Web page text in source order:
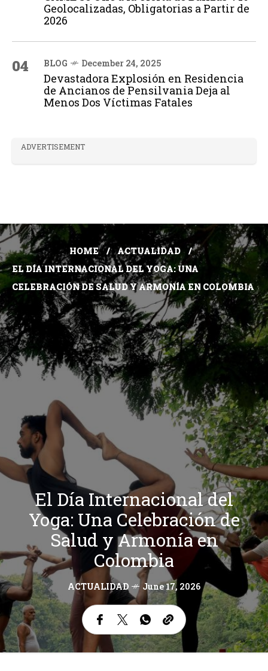
Geolocalizadas, Obligatorias a Partir de
2026
04 BLOG December 24, 2025
Devastadora Explosión en Residencia
de Ancianos de Pensilvania Deja al
Menos Dos Víctimas Fatales
ADVERTISEMENT
HOME
ACTUALIDAD
EL DÍA INTERNACIONAL DEL YOGA: UNA
CELEBRACIÓN DE SALUD Y ARMONÍA EN COLOMBIA
El Día Internacional del
Yoga: Una Celebración de
Salud y Armonía en
Colombia
ACTUALIDAD June 17, 2026